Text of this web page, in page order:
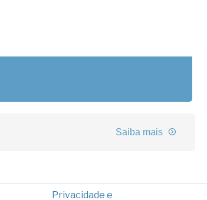
Saiba mais
Privacidade e